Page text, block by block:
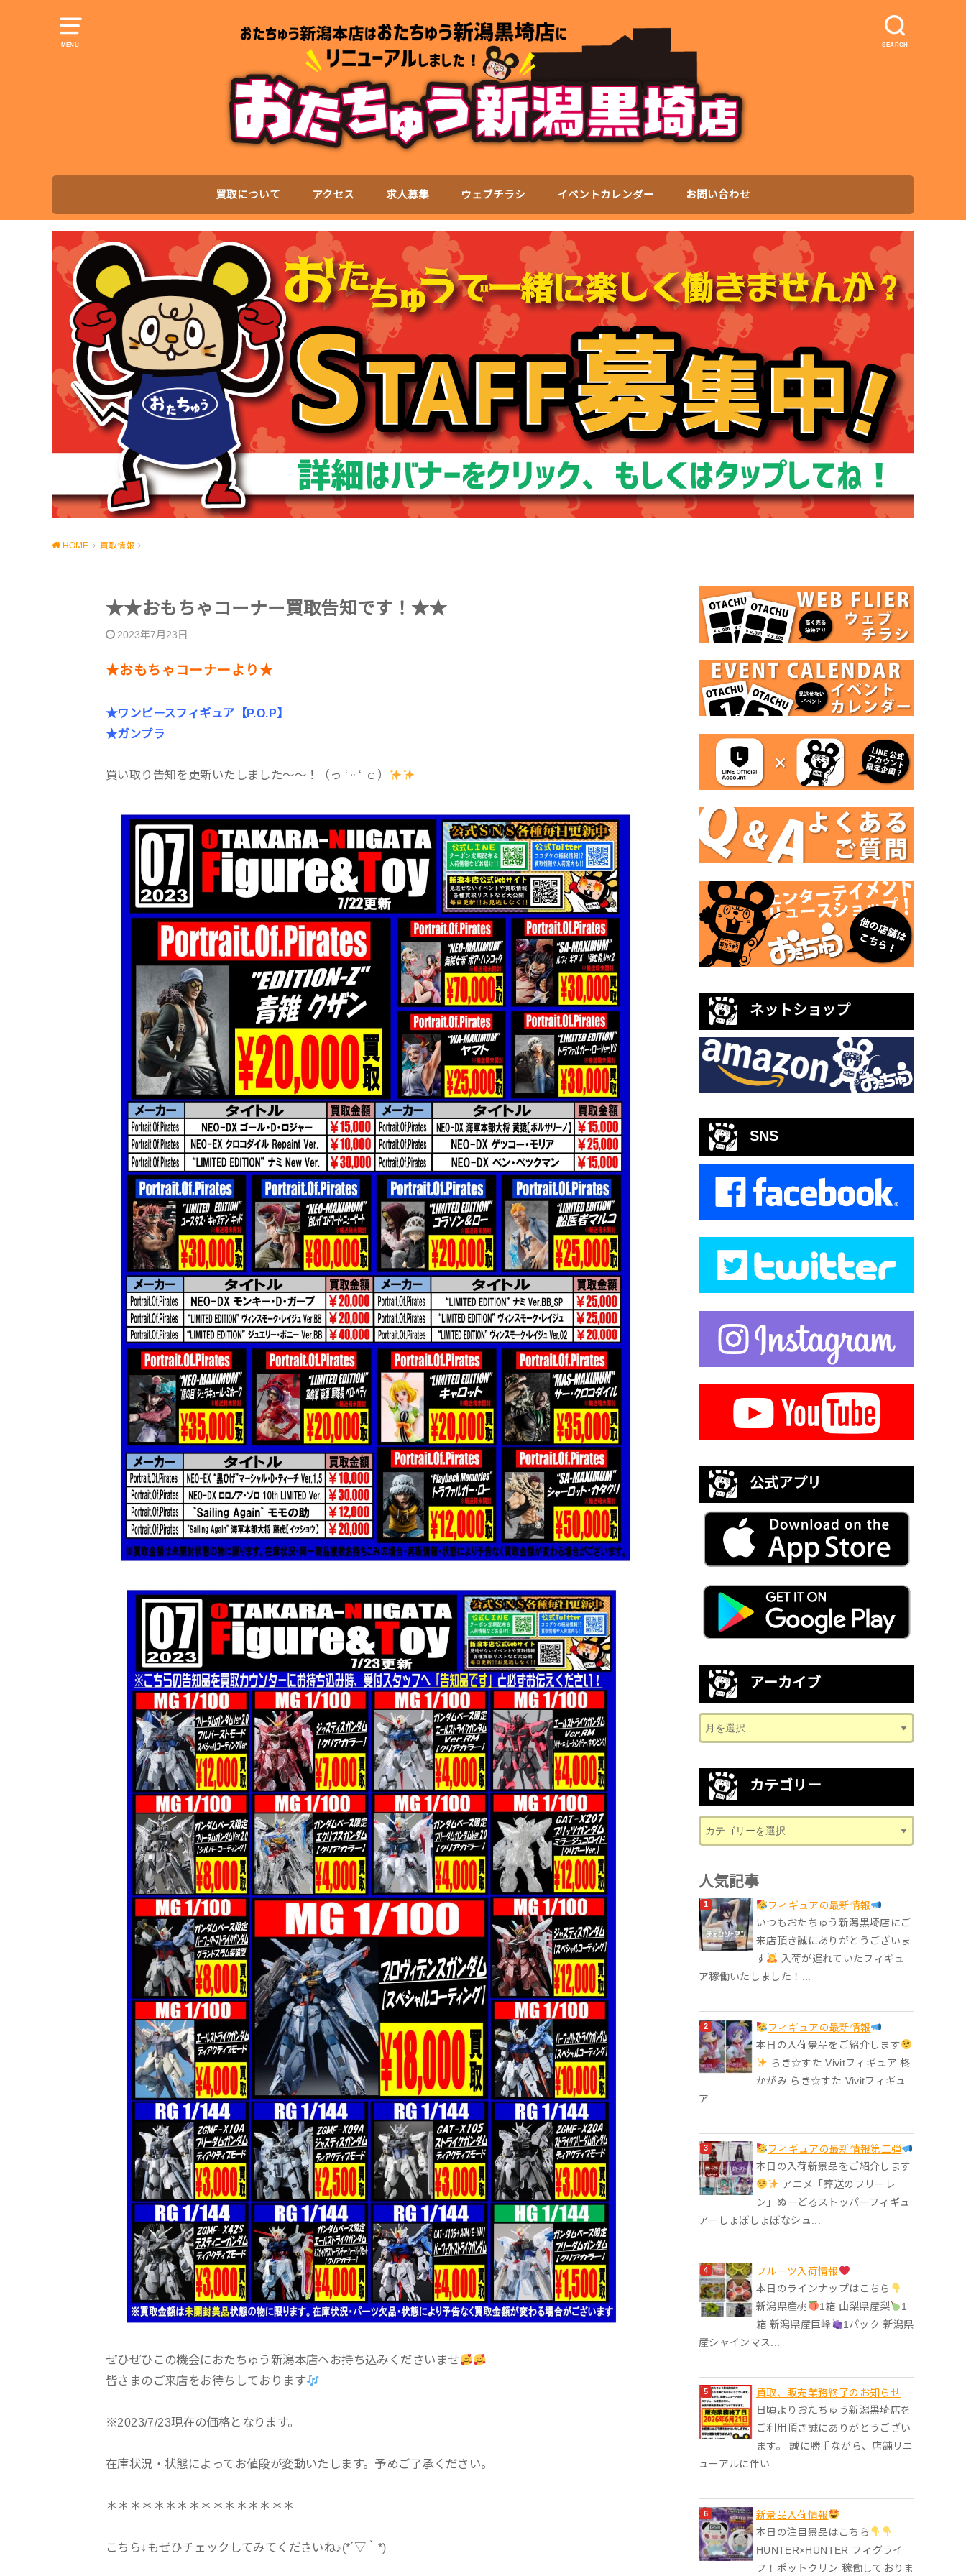
MENU SEARCH
買取について アクセス 求人募集 ウェブチラシ イベントカレンダー お問い合わせ
HOME 買取情報
★★おもちゃコーナー買取告知です！★★
2023年7月23日
★おもちゃコーナーより★
★ワンピースフィギュア【P.O.P】
★ガンプラ
買い取り告知を更新いたしました〜〜！（っ ‘ ᵕ ‘ ｃ）
ぜひぜひこの機会におたちゅう新潟本店へお持ち込みくださいませ
皆さまのご来店をお待ちしております
※2023/7/23現在の価格となります。
在庫状況・状態によってお値段が変動いたします。予めご了承ください。
＊＊＊＊＊＊＊＊＊＊＊＊＊＊＊＊
こちら↓もぜひチェックしてみてくださいね♪(*´▽｀*)
ネットショップ
SNS
公式アプリ
アーカイブ
カテゴリー
人気記事
フィギュアの最新情報
いつもおたちゅう新潟黒埼店にご
来店頂き誠にありがとうございま
す
入荷が遅れていたフィギュ
ア稼働いたしました！...
フィギュアの最新情報
本日の入荷景品をご紹介します
らき☆すた Vivitフィギュア 柊
かがみ らき☆すた Vivitフィギュ
ア...
フィギュアの最新情報第二弾
本日の入荷新景品をご紹介します
アニメ「葬送のフリーレ
ン」ぬーどるストッパーフィギュ
アーしょぼしょぼなシュ...
フルーツ入荷情報
本日のラインナップはこちら
新潟県産桃
1箱 山梨県産梨
1
箱 新潟県産巨峰
1パック 新潟県
産シャインマス...
買取、販売業務終了のお知らせ
日頃よりおたちゅう新潟黒埼店を
ご利用頂き誠にありがとうござい
ます。 誠に勝手ながら、店舗リニ
ューアルに伴い...
‎新景品入荷情報
本日の注目景品はこちら
HUNTER×HUNTER フィグライ
フ！ポットクリン 稼働しておりま